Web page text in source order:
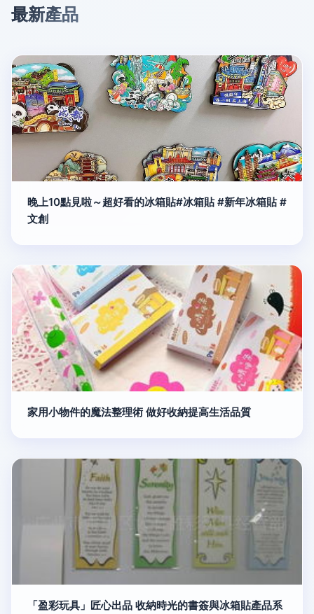
最新產品
晚上10點見啦～超好看的冰箱貼#冰箱貼 #新年冰箱貼 #
文創
家用小物件的魔法整理術 做好收納提高生活品質
「盈彩玩具」匠心出品 收納時光的書簽與冰箱貼產品系